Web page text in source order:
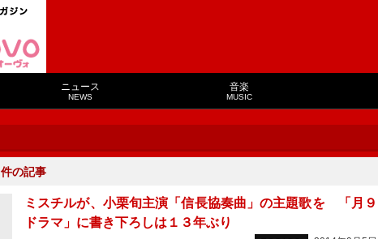
ニュース
NEWS
音楽
MUSIC
件の記事
ミスチルが、小栗旬主演「信長協奏曲」の主題歌を 「月９
ドラマ」に書き下ろしは１３年ぶり